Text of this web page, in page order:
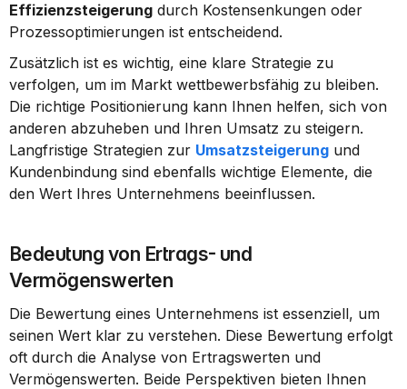
Effizienzsteigerung durch Kostensenkungen oder
Prozessoptimierungen ist entscheidend.
Zusätzlich ist es wichtig, eine klare Strategie zu
verfolgen, um im Markt wettbewerbsfähig zu bleiben.
Die richtige Positionierung kann Ihnen helfen, sich von
anderen abzuheben und Ihren Umsatz zu steigern.
Langfristige Strategien zur Umsatzsteigerung und
Kundenbindung sind ebenfalls wichtige Elemente, die
den Wert Ihres Unternehmens beeinflussen.
Bedeutung von Ertrags- und
Vermögenswerten
Die Bewertung eines Unternehmens ist essenziell, um
seinen Wert klar zu verstehen. Diese Bewertung erfolgt
oft durch die Analyse von Ertragswerten und
Vermögenswerten. Beide Perspektiven bieten Ihnen